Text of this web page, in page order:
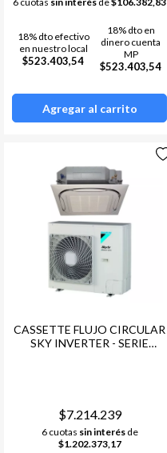
18% dto efectivo
en nuestro local
$523.403,54
18% dto en
dinero cuenta
MP
$523.403,54
Agregar al carrito
CASSETTE FLUJO CIRCULAR
SKY INVERTER - SERIE
$7.214.239
6 cuotas sin interésde
$1.202.373,17